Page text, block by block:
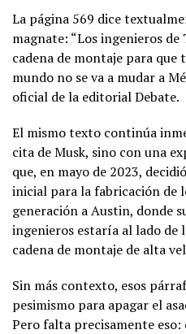
La página 569 dice
magnate: “Los ingenieros
cadena de montaje para
mundo no se va a mudar a
oficial de la editorial Debate.
El mismo texto continúa
cita de Musk, sino con una
que, en mayo de 2023,
inicial para la fabricación de
generación a Austin, donde
ingenieros estaría al lado de
cadena de montaje de alta
Sin más contexto, esos
pesimismo para apagar el
Pero falta precisamente